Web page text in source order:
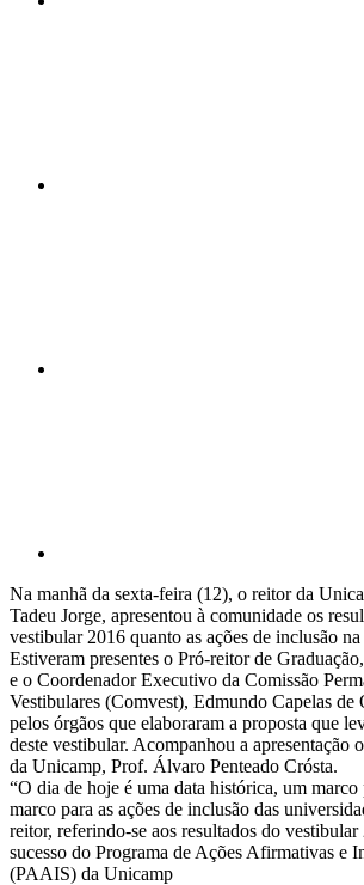
Na manhã da sexta-feira (12), o reitor da
Tadeu Jorge, apresentou à comunidade os
vestibular 2016 quanto as ações de inclusão
Estiveram presentes o Pró-reitor de
e o Coordenador Executivo da Comissão
Vestibulares (Comvest), Edmundo Capelas de
pelos órgãos que elaboraram a proposta que
deste vestibular. Acompanhou a apresentação
da Unicamp, Prof. Álvaro Penteado Crósta.
“O dia de hoje é uma data histórica, um
marco para as ações de inclusão das
reitor, referindo-se aos resultados do
sucesso do Programa de Ações Afirmativas e
(PAAIS) da Unicamp